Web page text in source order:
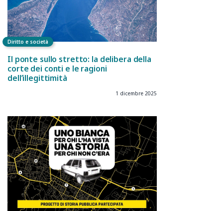
Diritto e società
Il ponte sullo stretto: la delibera della
corte dei conti e le ragioni
dell’illegittimità
1 dicembre 2025